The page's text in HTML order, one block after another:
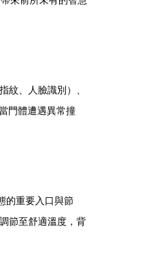
紋、人臉識別）、
門體遭遇異常撞
的重要入口與節
節至舒適溫度，背